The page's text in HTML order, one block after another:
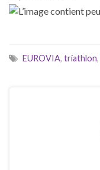
EUROVIA, triathlon,